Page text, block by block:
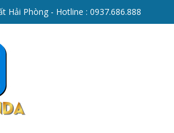
Hải Phòng - Hotline : 0937.686.888